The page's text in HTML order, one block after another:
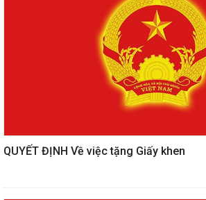
QUYẾT ĐỊNH Về việc tặng Giấy khen